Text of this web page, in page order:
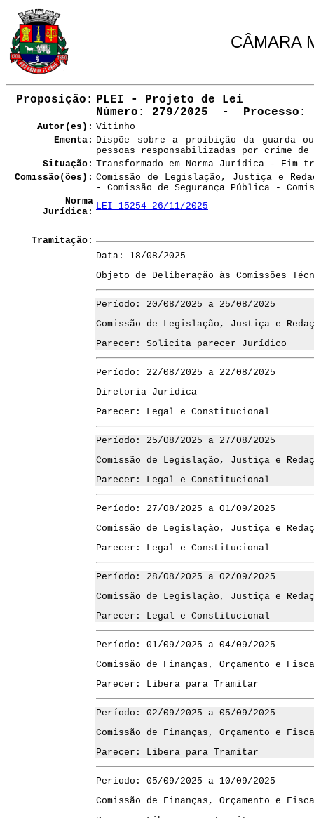
CÂMARA
Proposição: PLEI - Projeto de Lei
Número : 279/2025 - Processo:
Autor(es): Vitinho
Ementa: Dispõe sobre a proibição da guarda
pessoas responsabilizadas por crime
Situação: Transformado em Norma Jurídica - Fim
Comissão(ões): Comissão de Legislação, Justiça e
- Comissão de Segurança Pública -
Norma
Jurídica:
LEI 15254 26/11/2025
Tramitação:
Data: 18/08/2025
Objeto de Deliberação às Comissões
Período: 20/08/2025 a 25/08/2025
Comissão de Legislação, Justiça e
Parecer: Solicita parecer Jurídico
Período: 22/08/2025 a 22/08/2025
Diretoria Jurídica
Parecer: Legal e Constitucional
Período: 25/08/2025 a 27/08/2025
Comissão de Legislação, Justiça e
Parecer: Legal e Constitucional
Período: 27/08/2025 a 01/09/2025
Comissão de Legislação, Justiça e
Parecer: Legal e Constitucional
Período: 28/08/2025 a 02/09/2025
Comissão de Legislação, Justiça e
Parecer: Legal e Constitucional
Período: 01/09/2025 a 04/09/2025
Comissão de Finanças, Orçamento e
Parecer: Libera para Tramitar
Período: 02/09/2025 a 05/09/2025
Comissão de Finanças, Orçamento e
Parecer: Libera para Tramitar
Período: 05/09/2025 a 10/09/2025
Comissão de Finanças, Orçamento e